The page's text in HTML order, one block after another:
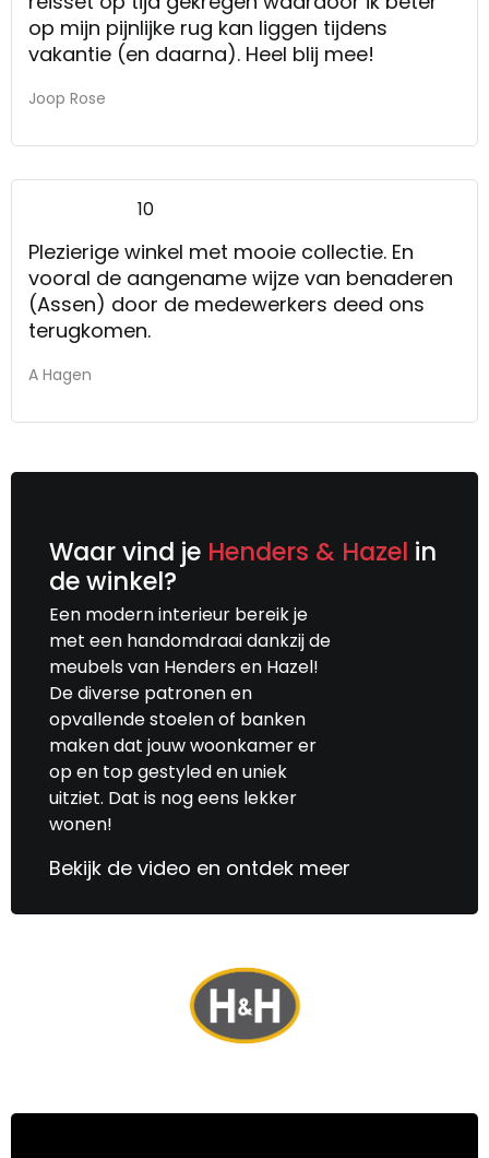
op mijn pijnlijke rug kan liggen tijdens
vakantie (en daarna). Heel blij mee!
Joop Rose
10
Plezierige winkel met mooie collectie. En
vooral de aangename wijze van benaderen
(Assen) door de medewerkers deed ons
terugkomen.
A Hagen
Waar vind je Henders & Hazel in
de winkel?
Een modern interieur bereik je
met een handomdraai dankzij de
meubels van Henders en Hazel!
De diverse patronen en
opvallende stoelen of banken
maken dat jouw woonkamer er
op en top gestyled en uniek
uitziet. Dat is nog eens lekker
wonen!
Bekijk de video en ontdek meer